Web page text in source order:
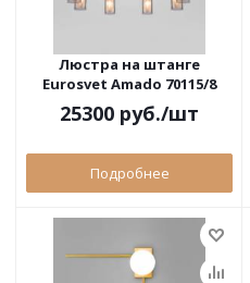
Люстра на штанге
Eurosvet Amado 70115/8
белый
25300 руб./шт
Подробнее